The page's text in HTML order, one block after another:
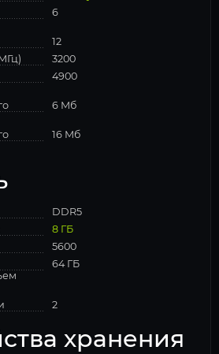
6
12
3200
4900
6 Мб
16 Мб
DDR5
8 ГБ
5600
64 ГБ
2
хранения